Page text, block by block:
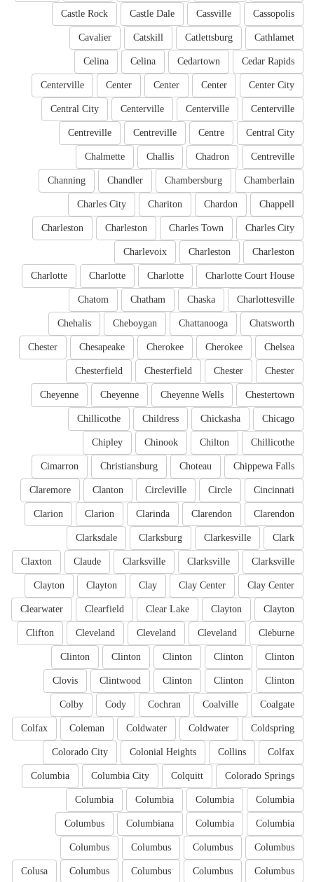
Cassopolis
Cassville
Castle Dale
Castle Rock
Cathlamet
Catlettsburg
Catskill
Cavalier
Cedar Rapids
Cedartown
Celina
Celina
Center City
Center
Center
Center
Centerville
Centerville
Centerville
Centerville
Central City
Central City
Centre
Centreville
Centreville
Centreville
Chadron
Challis
Chalmette
Chamberlain
Chambersburg
Chandler
Channing
Chappell
Chardon
Chariton
Charles City
Charles City
Charles Town
Charleston
Charleston
Charleston
Charleston
Charlevoix
Charlotte Court House
Charlotte
Charlotte
Charlotte
Charlottesville
Chaska
Chatham
Chatom
Chatsworth
Chattanooga
Cheboygan
Chehalis
Chelsea
Cherokee
Cherokee
Chesapeake
Chester
Chester
Chester
Chesterfield
Chesterfield
Chestertown
Cheyenne Wells
Cheyenne
Cheyenne
Chicago
Chickasha
Childress
Chillicothe
Chillicothe
Chilton
Chinook
Chipley
Chippewa Falls
Choteau
Christiansburg
Cimarron
Cincinnati
Circle
Circleville
Clanton
Claremore
Clarendon
Clarendon
Clarinda
Clarion
Clarion
Clark
Clarkesville
Clarksburg
Clarksdale
Clarksville
Clarksville
Clarksville
Claude
Claxton
Clay Center
Clay Center
Clay
Clayton
Clayton
Clayton
Clayton
Clear Lake
Clearfield
Clearwater
Cleburne
Cleveland
Cleveland
Cleveland
Clifton
Clinton
Clinton
Clinton
Clinton
Clinton
Clinton
Clinton
Clinton
Clintwood
Clovis
Coalgate
Coalville
Cochran
Cody
Colby
Coldspring
Coldwater
Coldwater
Coleman
Colfax
Colfax
Collins
Colonial Heights
Colorado City
Colorado Springs
Colquitt
Columbia City
Columbia
Columbia
Columbia
Columbia
Columbia
Columbia
Columbia
Columbiana
Columbus
Columbus
Columbus
Columbus
Columbus
Columbus
Columbus
Columbus
Columbus
Colusa